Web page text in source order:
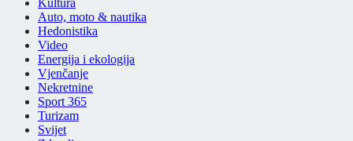
Kultura
Auto, moto & nautika
Hedonistika
Video
Energija i ekologija
Vjenčanje
Nekretnine
Sport 365
Turizam
Svijet